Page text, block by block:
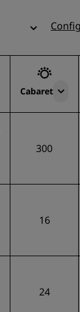
Cabaret
300
16
24